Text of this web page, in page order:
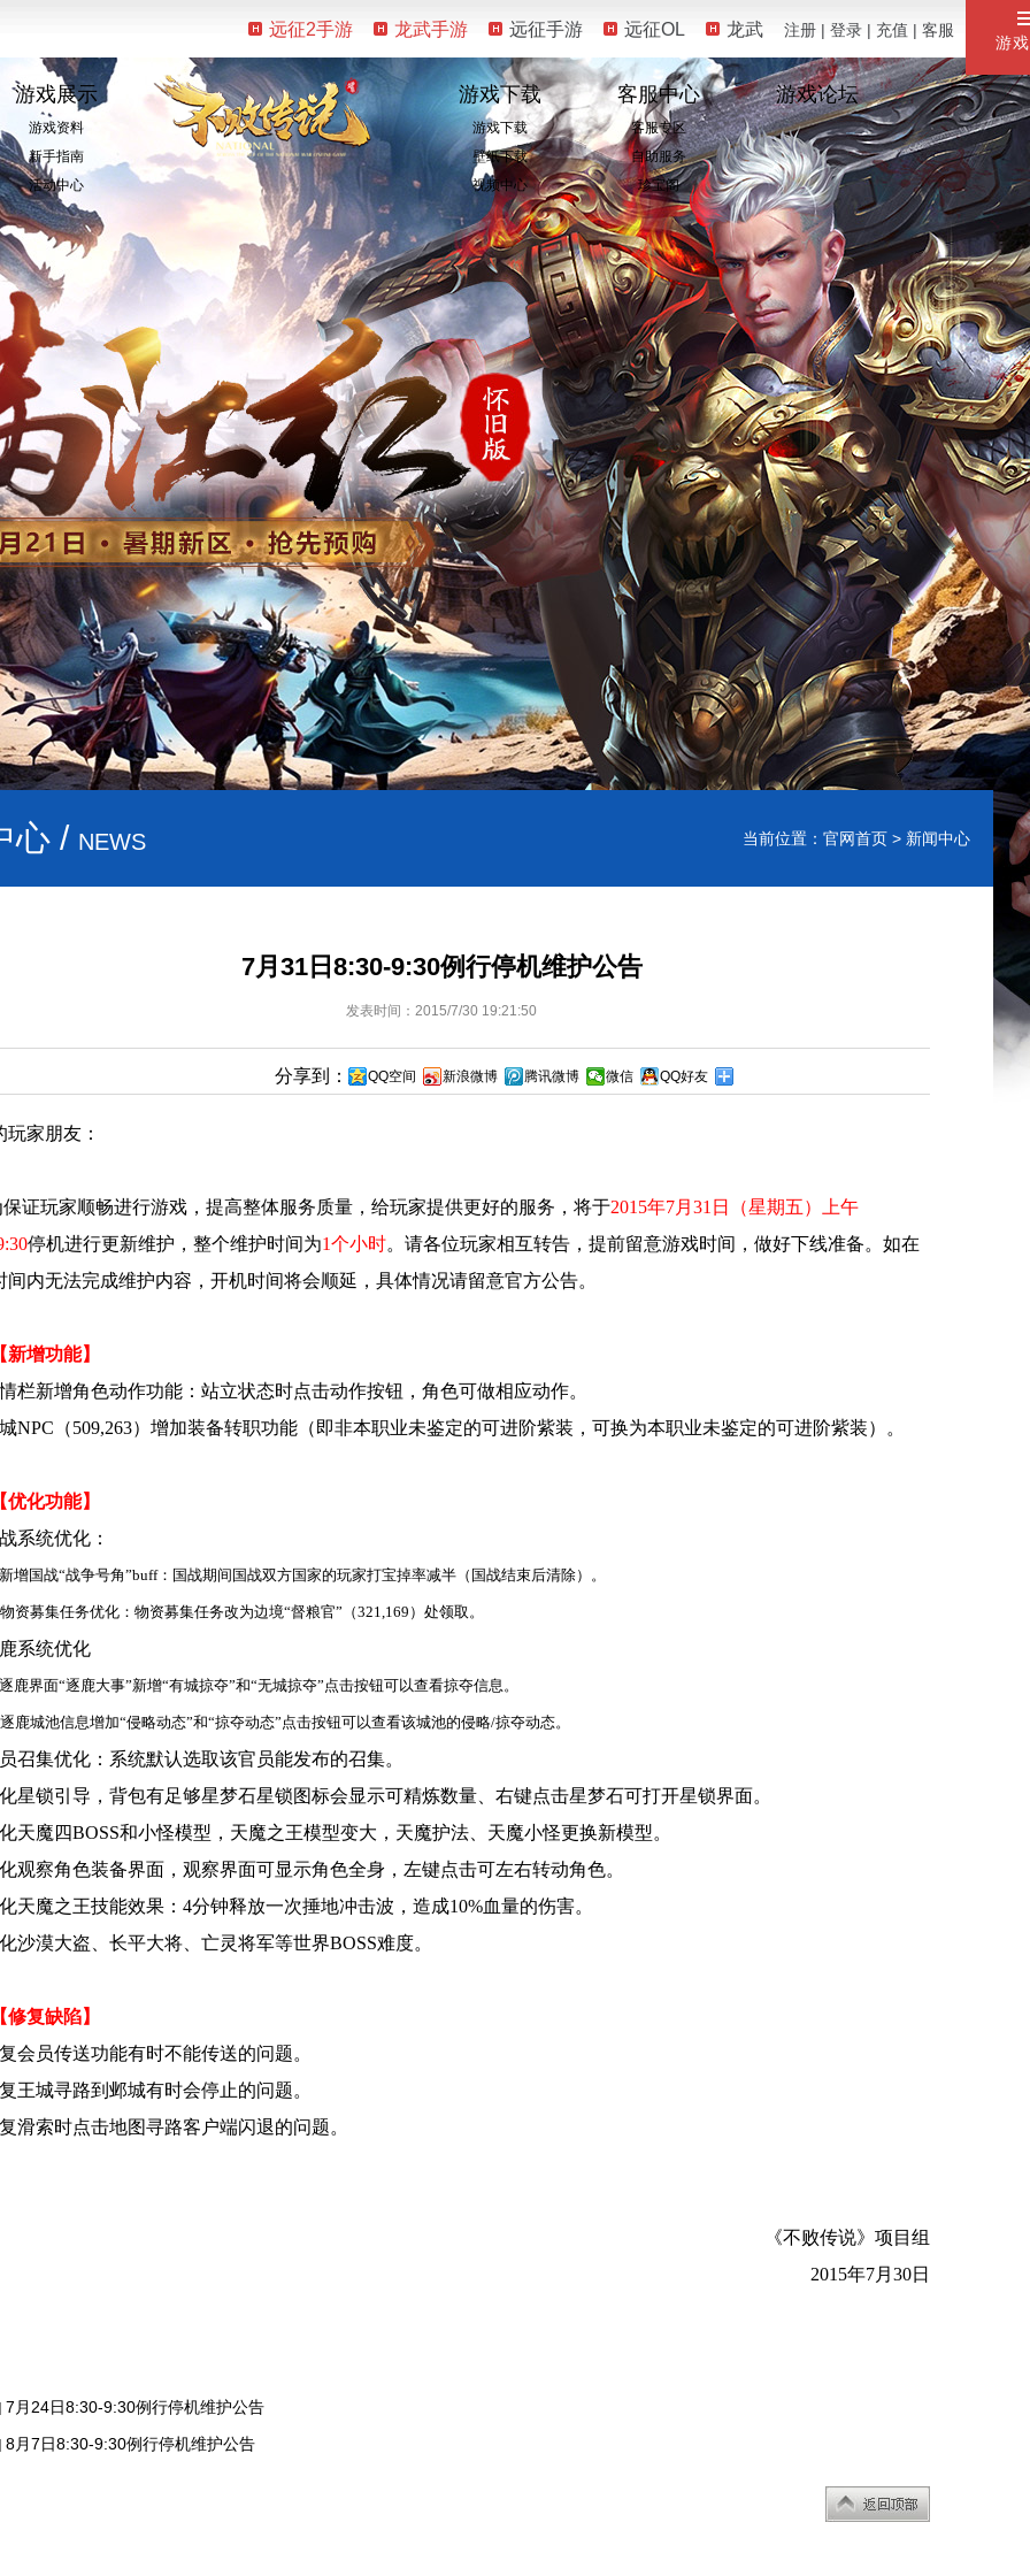
游
远征2手游 龙武手游 远征手游 远征OL 龙武 注册 | 登录 | 充值 | 客服
游戏展示
游戏资料
新手指南
活动中心
游戏下载
游戏下载
壁纸下载
视频中心
客服中心
客服专区
自助服务
珍宝阁
游戏论坛
心 / NEWS 当前位置： 官网首页 > 新闻中心
7月31日8:30-9:30例行停机维护公告
发表时间：2015/7/30 19:21:50
分享到： QQ空间 新浪微博 腾讯微博 微信 QQ好友
玩家朋友：
玩家顺畅进行游戏，提高整体服务质量，给玩家提供更好的服务，将于2015年7月31日（星期五）上午
停机进行更新维护，整个维护时间为1个小时。请各位玩家相互转告，提前留意游戏时间，做好下线准备。如在
间内无法完成维护内容，开机时间将会顺延，具体情况请留意官方公告。
新增功能】
栏新增角色动作功能：站立状态时点击动作按钮，角色可做相应动作。
NPC（509,263）增加装备转职功能（即非本职业未鉴定的可进阶紫装，可换为本职业未鉴定的可进阶紫装）。
优化功能】
系统优化：
国战“战争号角”buff：国战期间国战双方国家的玩家打宝掉率减半（国战结束后清除）。
募集任务优化：物资募集任务改为边境“督粮官”（321,169）处领取。
系统优化
界面“逐鹿大事”新增“有城掠夺”和“无城掠夺”点击按钮可以查看掠夺信息。
城池信息增加“侵略动态”和“掠夺动态”点击按钮可以查看该城池的侵略/掠夺动态。
召集优化：系统默认选取该官员能发布的召集。
星锁引导，背包有足够星梦石星锁图标会显示可精炼数量、右键点击星梦石可打开星锁界面。
天魔四BOSS和小怪模型，天魔之王模型变大，天魔护法、天魔小怪更换新模型。
观察角色装备界面，观察界面可显示角色全身，左键点击可左右转动角色。
天魔之王技能效果：4分钟释放一次捶地冲击波，造成10%血量的伤害。
沙漠大盗、长平大将、亡灵将军等世界BOSS难度。
修复缺陷】
会员传送功能有时不能传送的问题。
王城寻路到邺城有时会停止的问题。
滑索时点击地图寻路客户端闪退的问题。
《不败传说》项目组
2015年7月30日
7月24日8:30-9:30例行停机维护公告
8月7日8:30-9:30例行停机维护公告